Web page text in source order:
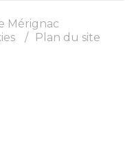
Mérignac
Plan du site